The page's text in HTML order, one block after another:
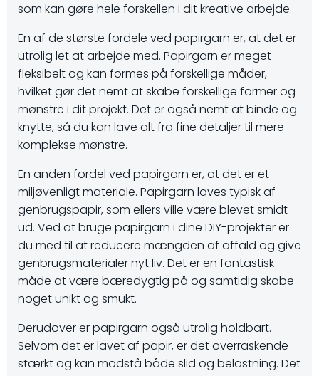
som kan gøre hele forskellen i dit kreative arbejde.
En af de største fordele ved papirgarn er, at det er
utrolig let at arbejde med. Papirgarn er meget
fleksibelt og kan formes på forskellige måder,
hvilket gør det nemt at skabe forskellige former og
mønstre i dit projekt. Det er også nemt at binde og
knytte, så du kan lave alt fra fine detaljer til mere
komplekse mønstre.
En anden fordel ved papirgarn er, at det er et
miljøvenligt materiale. Papirgarn laves typisk af
genbrugspapir, som ellers ville være blevet smidt
ud. Ved at bruge papirgarn i dine DIY-projekter er
du med til at reducere mængden af affald og give
genbrugsmaterialer nyt liv. Det er en fantastisk
måde at være bæredygtig på og samtidig skabe
noget unikt og smukt.
Derudover er papirgarn også utrolig holdbart.
Selvom det er lavet af papir, er det overraskende
stærkt og kan modstå både slid og belastning. Det